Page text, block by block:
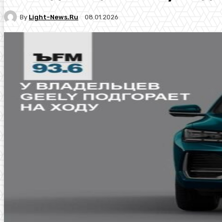
By Light-News.ru 08.01.2026